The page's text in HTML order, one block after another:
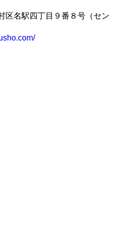
区名駅四丁目９番８号（セン